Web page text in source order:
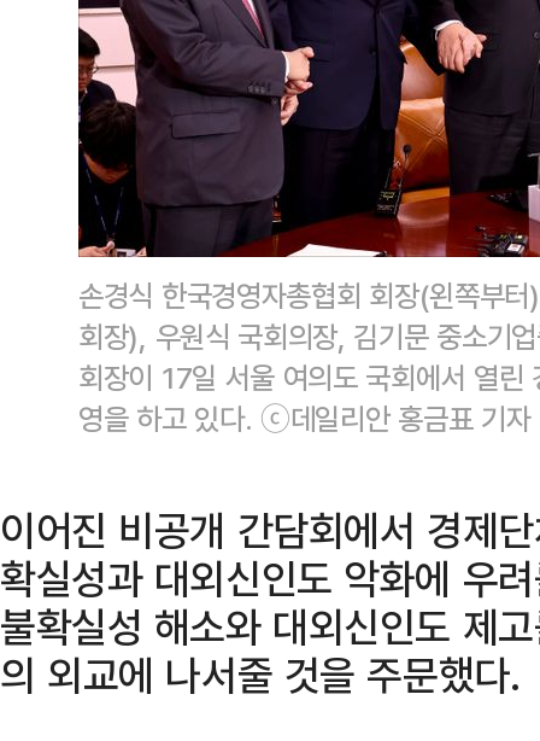
손경식 한국경영자총협회 회장(왼쪽부
회장), 우원식 국회의장, 김기문 중소기
회장이 17일 서울 여의도 국회에서 열
영을 하고 있다. ⓒ데일리안 홍금표 기자
이어진 비공개 간담회에서 경제
확실성과 대외신인도 악화에 우
불확실성 해소와 대외신인도 제
의 외교에 나서줄 것을 주문했다.